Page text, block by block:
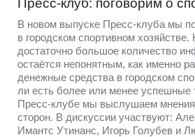
В новом выпуске Пресс-клуба мы
в городском спортивном
достаточно большое количество
остаётся непонятным, как именно
денежные средства в городском
ли есть более или менее успешные
Пресс-клубе мы выслушаем мнения
сторон. В дискуссии участвуют:
Имантс Утинанс, Игорь Голубев и